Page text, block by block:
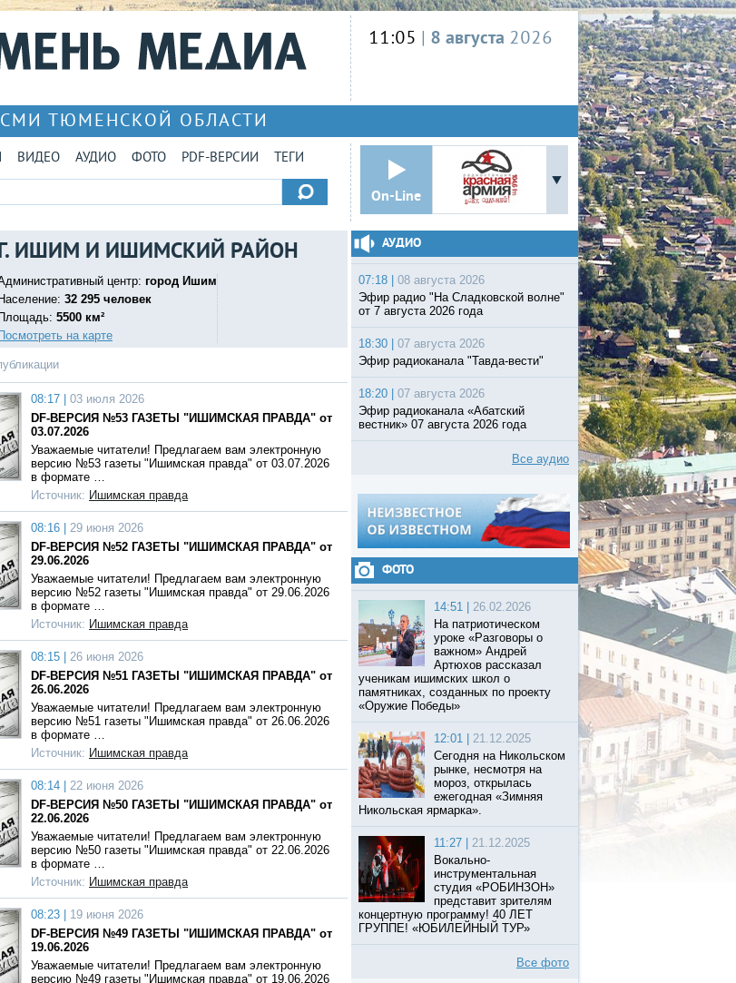
11:05 | 8 августа 2026
ТЮМЕНСКОЙ ОБЛАСТИ
ВИДЕО АУДИО ФОТО PDF-ВЕРСИИ ТЕГИ
On-Line
ИШИМ И ИШИМСКИЙ РАЙОН
центр: город Ишим
Население: 32 295 человек
Площадь: 5500 км²
Посмотреть на карте
08:17 |
03 июля 2026
DF-ВЕРСИЯ №53 ГАЗЕТЫ "ИШИМСКАЯ ПРАВДА" от
03.07.2026
Уважаемые читатели! Предлагаем вам электронную
версию №53 газеты "Ишимская правда" от 03.07.2026
в формате …
Источник: Ишимская правда
08:16 |
29 июня 2026
DF-ВЕРСИЯ №52 ГАЗЕТЫ "ИШИМСКАЯ ПРАВДА" от
29.06.2026
Уважаемые читатели! Предлагаем вам электронную
версию №52 газеты "Ишимская правда" от 29.06.2026
в формате …
Источник: Ишимская правда
08:15 |
26 июня 2026
DF-ВЕРСИЯ №51 ГАЗЕТЫ "ИШИМСКАЯ ПРАВДА" от
26.06.2026
Уважаемые читатели! Предлагаем вам электронную
версию №51 газеты "Ишимская правда" от 26.06.2026
в формате …
Источник: Ишимская правда
08:14 |
22 июня 2026
DF-ВЕРСИЯ №50 ГАЗЕТЫ "ИШИМСКАЯ ПРАВДА" от
22.06.2026
Уважаемые читатели! Предлагаем вам электронную
версию №50 газеты "Ишимская правда" от 22.06.2026
в формате …
Источник: Ишимская правда
08:23 |
19 июня 2026
DF-ВЕРСИЯ №49 ГАЗЕТЫ "ИШИМСКАЯ ПРАВДА" от
19.06.2026
Уважаемые читатели! Предлагаем вам электронную
версию №49 газеты "Ишимская правда" от 19.06.2026
АУДИО
07:18 |
08 августа 2026
Эфир радио "На Сладковской волне"
от 7 августа 2026 года
18:30 |
07 августа 2026
Эфир радиоканала "Тавда-вести"
18:20 |
07 августа 2026
Эфир радиоканала «Абатский
вестник» 07 августа 2026 года
Все аудио
ФОТО
14:51 |
26.02.2026
На патриотическом
уроке «Разговоры о
важном» Андрей
Артюхов рассказал
ученикам ишимских школ о
памятниках, созданных по проекту
«Оружие Победы»
12:01 |
21.12.2025
Сегодня на Никольском
рынке, несмотря на
мороз, открылась
ежегодная «Зимняя
Никольская ярмарка».
11:27 |
21.12.2025
Вокально-
инструментальная
студия «РОБИНЗОН»
представит зрителям
концертную программу! 40 ЛЕТ
ГРУППЕ! «ЮБИЛЕЙНЫЙ ТУР»
Все фото